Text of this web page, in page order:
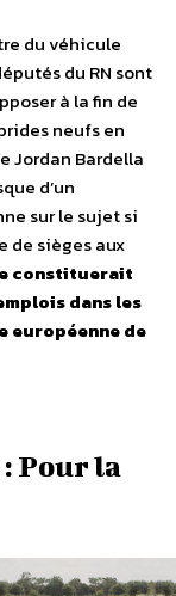
du véhicule
du RN sont
à la fin de
neufs en
Jordan Bardella
d’un
sur le sujet si
de sièges aux
constituerait
dans les
européenne de
Pour la